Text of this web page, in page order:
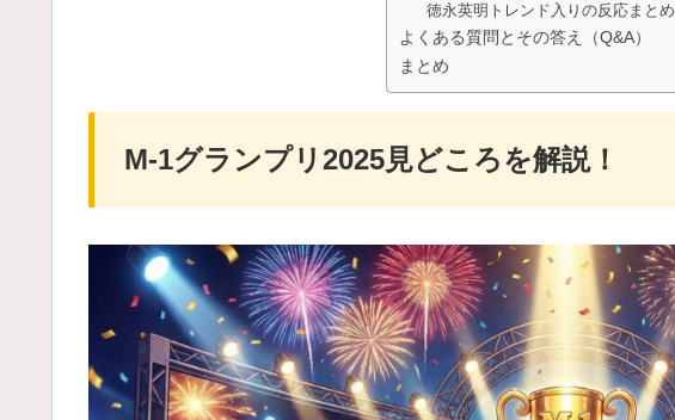
徳永英明トレンド入りの反応まとめ
よくある質問とその答え（Q&A）
まとめ
M-1グランプリ2025見どころを解説！